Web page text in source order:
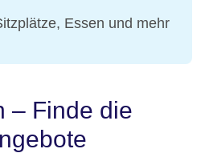
Essen und mehr
– Finde die